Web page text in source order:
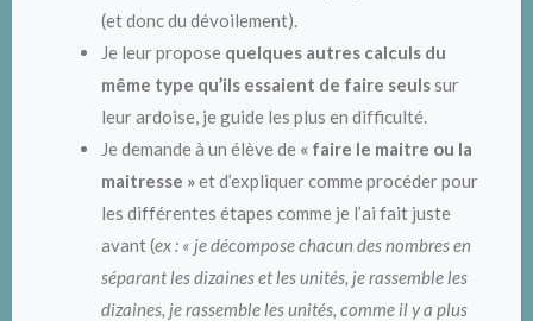
(et donc du dévoilement).
Je leur propose quelques autres calculs du
même type qu’ils essaient de faire seulssur
leur ardoise, je guide les plus en difficulté.
Je demande à un élève de « faire le maitre ou la
maitresse »et d’expliquer comme procéder pour
les différentes étapes comme je l’ai fait juste
avant (ex : « je décompose chacun des nombres en
séparant les dizaines et les unités, je rassemble les
dizaines, je rassemble les unités, comme il y a plus